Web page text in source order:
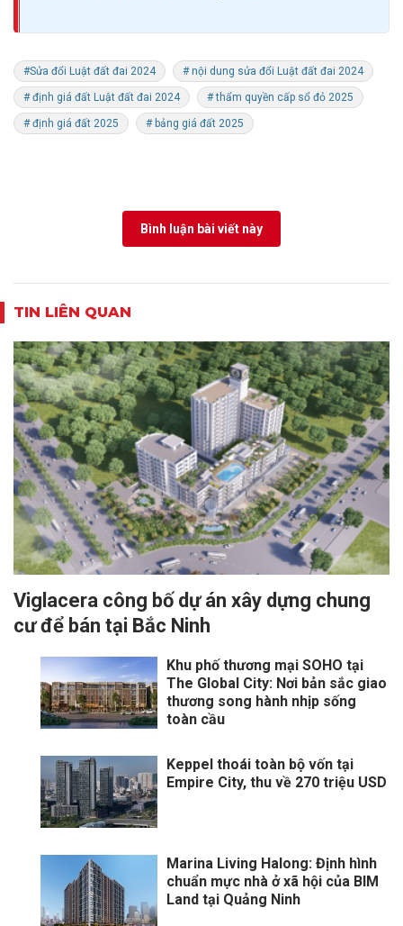
#Sửa đổi Luật đất đai 2024 # nội dung sửa đổi Luật đất đai 2024
# định giá đất Luật đất đai 2024 # thẩm quyền cấp sổ đỏ 2025
# định giá đất 2025 # bảng giá đất 2025
Bình luận bài viết này
TIN LIÊN QUAN
Viglacera công bố dự án xây dựng chung
cư để bán tại Bắc Ninh
Khu phố thương mại SOHO tại
The Global City: Nơi bản sắc giao
thương song hành nhịp sống
toàn cầu
Keppel thoái toàn bộ vốn tại
Empire City, thu về 270 triệu USD
Marina Living Halong: Định hình
chuẩn mực nhà ở xã hội của BIM
Land tại Quảng Ninh